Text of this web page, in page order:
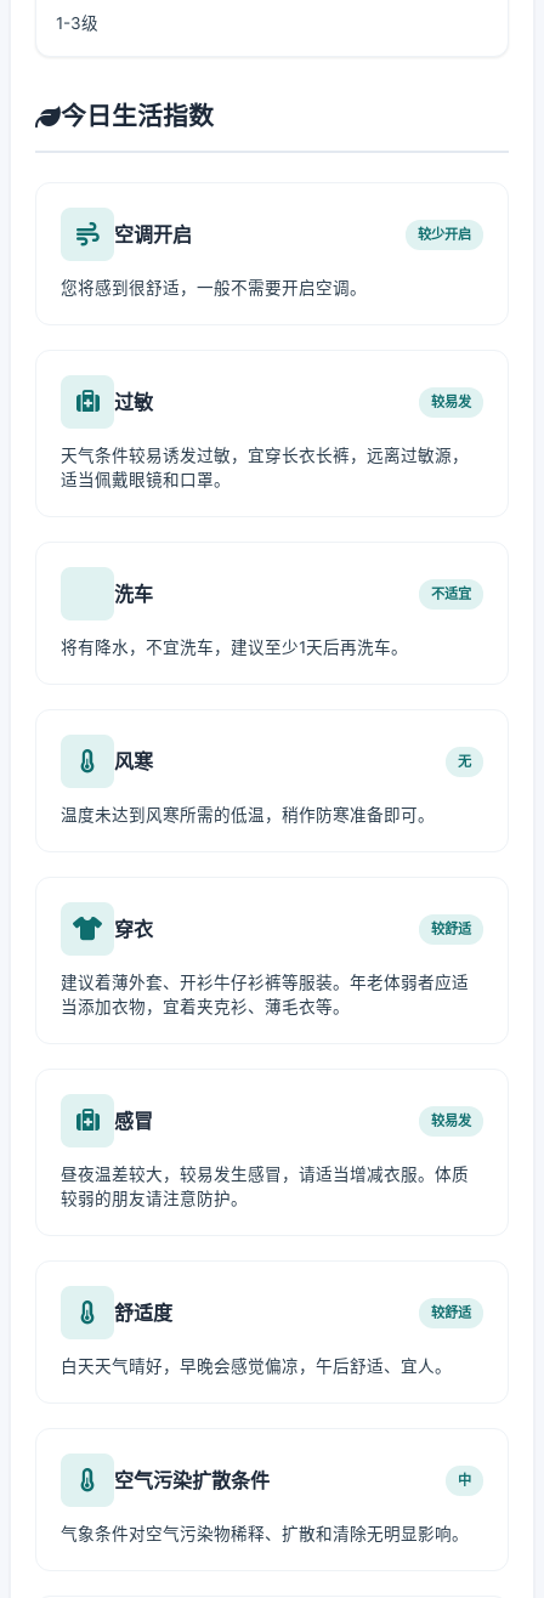
1-3级
今日生活指数
空调开启 较少开启
您将感到很舒适，一般不需要开启空调。
过敏 较易发
天气条件较易诱发过敏，宜穿长衣长裤，远离过敏源，
适当佩戴眼镜和口罩。
洗车 不适宜
将有降水，不宜洗车，建议至少1天后再洗车。
风寒 无
温度未达到风寒所需的低温，稍作防寒准备即可。
穿衣 较舒适
建议着薄外套、开衫牛仔衫裤等服装。年老体弱者应适
当添加衣物，宜着夹克衫、薄毛衣等。
感冒 较易发
昼夜温差较大，较易发生感冒，请适当增减衣服。体质
较弱的朋友请注意防护。
舒适度 较舒适
白天天气晴好，早晚会感觉偏凉，午后舒适、宜人。
空气污染扩散条件 中
气象条件对空气污染物稀释、扩散和清除无明显影响。